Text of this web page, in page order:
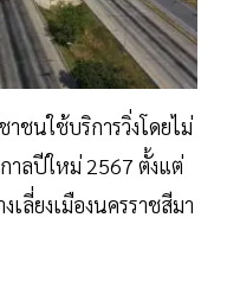
ชนใช้บริการวิ่งโดยไม่
าลปีใหม่ 2567 ตั้งแต่
ลี่ยงเมืองนครราชสีมา